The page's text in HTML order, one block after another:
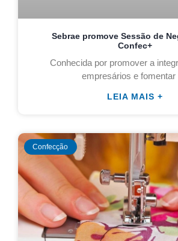
Sebrae promove Sessão de
Confec+
Conhecida por promover a
empresários e fomentar
LEIA MAIS +
Confecção